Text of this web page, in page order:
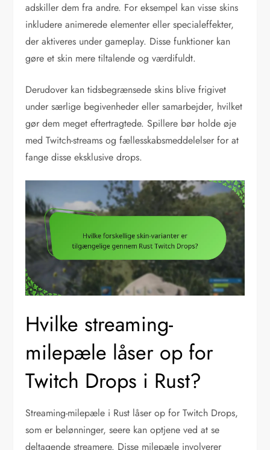
adskiller dem fra andre. For eksempel kan visse skins
inkludere animerede elementer eller specialeffekter,
der aktiveres under gameplay. Disse funktioner kan
gøre et skin mere tiltalende og værdifuldt.
Derudover kan tidsbegrænsede skins blive frigivet
under særlige begivenheder eller samarbejder, hvilket
gør dem meget eftertragtede. Spillere bør holde øje
med Twitch-streams og fællesskabsmeddelelser for at
fange disse eksklusive drops.
Hvilke streaming-
milepæle låser op for
Twitch Drops i Rust?
Streaming-milepæle i Rust låser op for Twitch Drops,
som er belønninger, seere kan optjene ved at se
deltagende streamere. Disse milepæle involverer